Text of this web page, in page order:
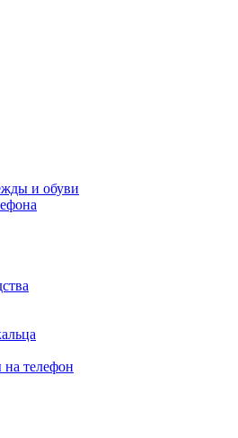
и обуви
телефон